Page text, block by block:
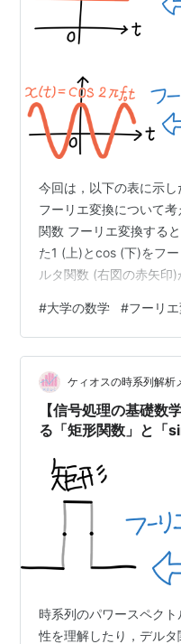
今回は，以下の表に示
フーリエ変換について
関数 フーリエ変換する
た1 (上)とcos (下)をフ
ルタ関数 (右図の赤矢印
か不思議な感じがしたか
由もあります．定数"1"
ることを印象に残して
入試で役に立つことがあ
リエ変換の教科書を読
連続フ…
#大学の数学 #フーリ
ケィオスの時系列解析
【信号処理の基礎数
る「矩形関数」と「
時系列のパワースペク
性を理解したり，デル